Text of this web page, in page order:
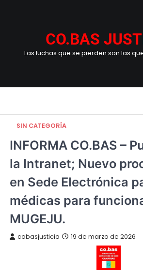
CO.BAS
Las luchas que se pierden son las
SIN CATEGORÍA
INFORMA CO.BAS –
la Intranet; Nuevo
en Sede Electrónica
médicas para
MUGEJU.
cobasjusticia 19 de marzo de 2026